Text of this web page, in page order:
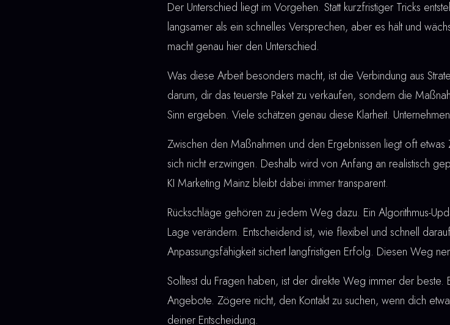
Der Unterschied liegt im Vorgehen. Statt kurzfristiger Tricks
langsamer als ein schnelles Versprechen, aber es hält und
macht genau hier den Unterschied.
Was diese Arbeit besonders macht, ist die Verbindung aus
darum, dir das teuerste Paket zu verkaufen, sondern die
Sinn ergeben. Viele schätzen genau diese Klarheit.
Zwischen den Maßnahmen und den Ergebnissen liegt oft etwas
sich nicht erzwingen. Deshalb wird von Anfang an realistisch
KI Marketing Mainz bleibt dabei immer transparent.
Rückschläge gehören zu jedem Weg dazu. Ein Algorithmus-
Lage verändern. Entscheidend ist, wie flexibel und schnell
Anpassungsfähigkeit sichert langfristigen Erfolg. Diesen Weg
Solltest du Fragen haben, ist der direkte Weg immer der beste.
Angebote. Zögere nicht, den Kontakt zu suchen, wenn dich
deiner Entscheidung.